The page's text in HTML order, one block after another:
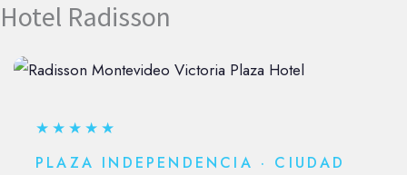
Ir
contenido
Hotel Radisson
★★★★★
PLAZA INDEPENDENCIA · CIUDAD